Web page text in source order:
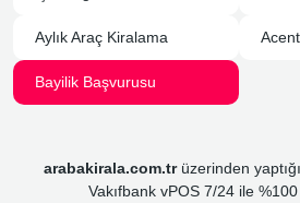
Aylık Araç Kiralama
Bayilik Başvurusu
arabakirala.com.trüzerinden
Vakıfbank vPOS 7/24 ile